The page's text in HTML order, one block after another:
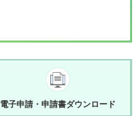
電子申請・申請書ダウンロード